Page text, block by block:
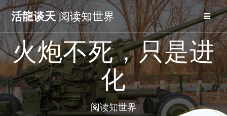
Skip
to
content
活龍谈天阅读知世界
火炮不死，只是进
化
阅读知世界